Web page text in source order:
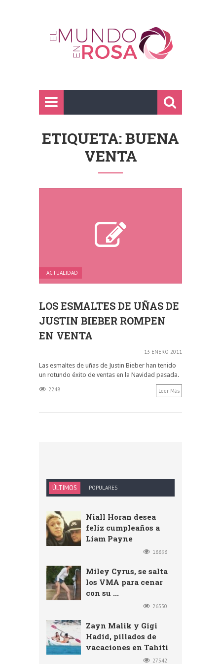
ETIQUETA: BUENA
VENTA
ACTUALIDAD
LOS ESMALTES DE UÑAS DE
JUSTIN BIEBER ROMPEN
EN VENTA
13 ENERO 2011
Las esmaltes de uñas de Justin Bieber han tenido
un rotundo éxito de ventas en la Navidad pasada.
2248 Leer Más
ÚLTIMOS POPULARES
Niall Horan desea
feliz cumpleaños a
Liam Payne
18898
Miley Cyrus, se salta
los VMA para cenar
con su ...
26550
Zayn Malik y Gigi
Hadid, pillados de
vacaciones en Tahiti
27542